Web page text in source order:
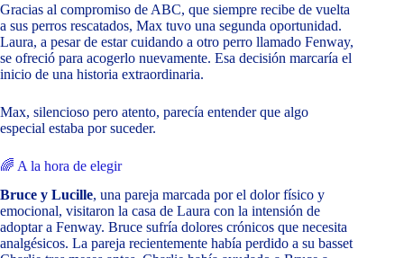
Gracias al compromiso de ABC, que siempre recibe de vuelta
a sus perros rescatados, Max tuvo una segunda oportunidad.
Laura, a pesar de estar cuidando a otro perro llamado Fenway,
se ofreció para acogerlo nuevamente. Esa decisión marcaría el
inicio de una historia extraordinaria.
Max, silencioso pero atento, parecía entender que algo
especial estaba por suceder.
🌈 A la hora de elegir
Bruce y Lucille, una pareja marcada por el dolor físico y
emocional, visitaron la casa de Laura con la intensión de
adoptar a Fenway. Bruce sufría dolores crónicos que necesita
analgésicos. La pareja recientemente había perdido a su basset